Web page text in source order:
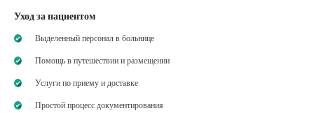
Уход за пациентом
Выделенный персонал в больнице
Помощь в путешествии и размещении
Услуги по приему и доставке
Простой процесс документирования